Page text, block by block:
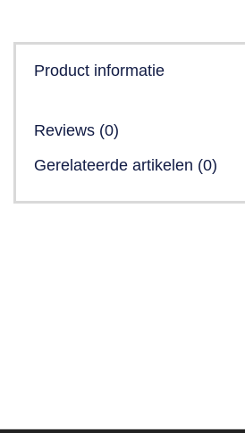
Product informatie
Reviews (0)
Gerelateerde artikelen (0)